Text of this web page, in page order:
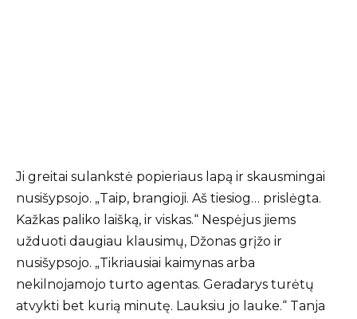
Ji greitai sulankstė popieriaus lapą ir skausmingai
nusišypsojo. „Taip, brangioji. Aš tiesiog… prislėgta.
Kažkas paliko laišką, ir viskas.“ Nespėjus jiems
užduoti daugiau klausimų, Džonas grįžo ir
nusišypsojo. „Tikriausiai kaimynas arba
nekilnojamojo turto agentas. Geradarys turėtų
atvykti bet kurią minutę. Lauksiu jo lauke.“ Tanja